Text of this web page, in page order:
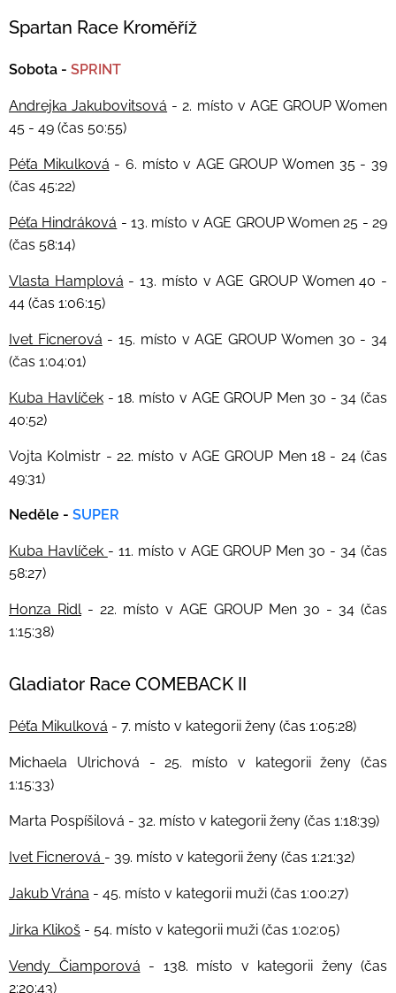
Spartan Race Kroměříž
Sobota - SPRINT
Andrejka Jakubovitsová - 2. místo v AGE GROUP Women
45 - 49 (čas 50:55)
Péťa Mikulková - 6. místo v AGE GROUP Women 35 - 39
(čas 45:22)
Péťa Hindráková - 13. místo v AGE GROUP Women 25 - 29
(čas 58:14)
Vlasta Hamplová - 13. místo v AGE GROUP Women 40 -
44 (čas 1:06:15)
Ivet Ficnerová - 15. místo v AGE GROUP Women 30 - 34
(čas 1:04:01)
Kuba Havlíček- 18. místo v AGE GROUP Men 30 - 34 (čas
40:52)
Vojta Kolmistr - 22. místo v AGE GROUP Men 18 - 24 (čas
49:31)
Neděle - SUPER
Kuba Havlíček - 11. místo v AGE GROUP Men 30 - 34 (čas
58:27)
Honza Ridl- 22. místo v AGE GROUP Men 30 - 34 (čas
1:15:38)
Gladiator Race COMEBACK II
Péťa Mikulková - 7. místo v kategorii ženy (čas 1:05:28)
Michaela Ulrichová - 25. místo v kategorii ženy (čas
1:15:33)
Marta Pospíšilová - 32. místo v kategorii ženy (čas 1:18:39)
Ivet Ficnerová - 39. místo v kategorii ženy (čas 1:21:32)
Jakub Vrána - 45. místo v kategorii muži (čas 1:00:27)
Jirka Klikoš - 54. místo v kategorii muži (čas 1:02:05)
Vendy Čiamporová - 138. místo v kategorii ženy (čas
2:20:43)